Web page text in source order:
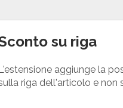
su riga
aggiunge la
riga dell'articolo e non